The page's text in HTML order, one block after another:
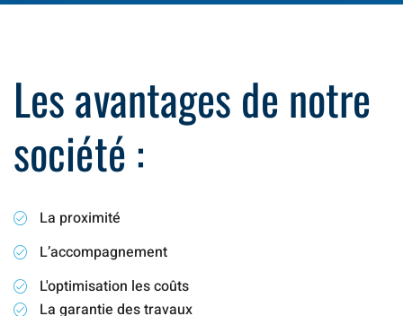
Les avantages de notre
société :
La proximité
L’accompagnement
L'optimisation les coûts
La garantie des travaux